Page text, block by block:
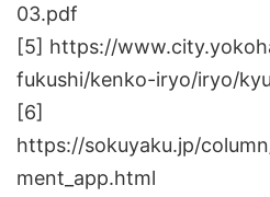
03.pdf
[5] https://
fukushi/kenko-iryo/iryo/
[6]
https://sokuyaku.jp/
ment_app.html